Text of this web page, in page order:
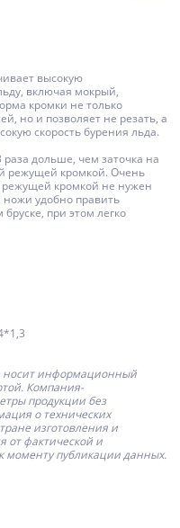
высокую
включая мокрый,
кромки не только
но и позволяет не резать, а
скорость бурения льда.
дольше, чем заточка на
режущей кромкой. Очень
режущей кромкой не нужен
ножи удобно править
при этом легко
носит информационный
Компания-
продукции без
о технических
изготовления и
от фактической и
моменту публикации данных.